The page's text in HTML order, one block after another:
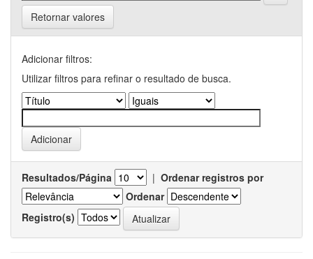
Retornar valores
Adicionar filtros:
Utilizar filtros para refinar o resultado de busca.
Resultados/Página | Ordenar registros por
Ordenar
Registro(s)